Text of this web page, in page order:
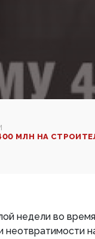
МЛН НА
недели во
неотвратимости